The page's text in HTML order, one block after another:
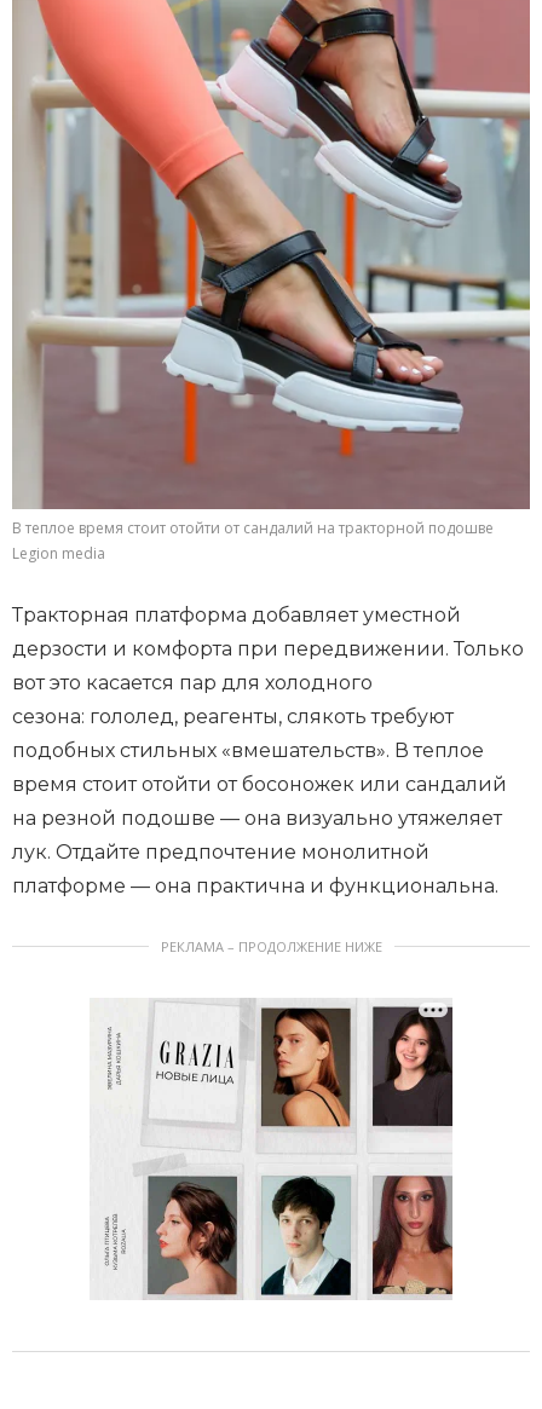
В теплое время стоит отойти от сандалий на тракторной подошве
Legion media
Тракторная платформа добавляет уместной
дерзости и комфорта при передвижении. Только
вот это касается пар для холодного
сезона: гололед, реагенты, слякоть требуют
подобных стильных «вмешательств». В теплое
время стоит отойти от босоножек или сандалий
на резной подошве — она визуально утяжеляет
лук. Отдайте предпочтение монолитной
платформе — она практична и функциональна.
РЕКЛАМА – ПРОДОЛЖЕНИЕ НИЖЕ